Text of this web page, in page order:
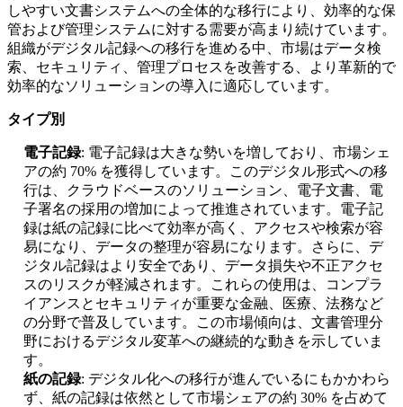
しやすい文書システムへの全体的な移行により、効率的な保
管および管理システムに対する需要が高まり続けています。
組織がデジタル記録への移行を進める中、市場はデータ検
索、セキュリティ、管理プロセスを改善する、より革新的で
効率的なソリューションの導入に適応しています。
タイプ別
電子記録: 電子記録は大きな勢いを増しており、市場シェ
アの約 70% を獲得しています。このデジタル形式への移
行は、クラウドベースのソリューション、電子文書、電
子署名の採用の増加によって推進されています。電子記
録は紙の記録に比べて効率が高く、アクセスや検索が容
易になり、データの整理が容易になります。さらに、デ
ジタル記録はより安全であり、データ損失や不正アクセ
スのリスクが軽減されます。これらの使用は、コンプラ
イアンスとセキュリティが重要な金融、医療、法務など
の分野で普及しています。この市場傾向は、文書管理分
野におけるデジタル変革への継続的な動きを示していま
す。
紙の記録: デジタル化への移行が進んでいるにもかかわら
ず、紙の記録は依然として市場シェアの約 30% を占めて